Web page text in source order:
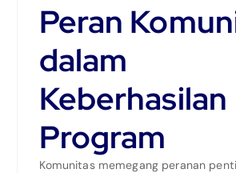
Peran
dalam
Keberhasilan
Program
Komunitas memegang peranan